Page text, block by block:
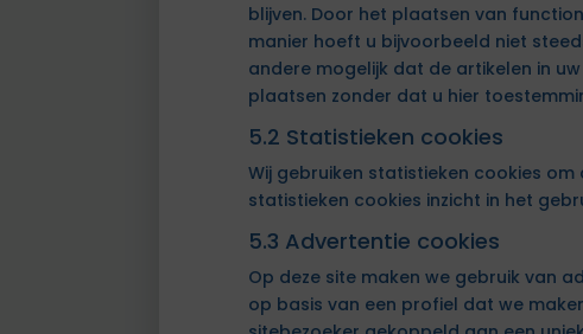
blijven. Door het plaatsen van
manier hoeft u bijvoorbeeld niet
andere mogelijk dat de artikelen in
plaatsen zonder dat u hier
5.2 Statistieken cookies
Wij gebruiken statistieken cookies
statistieken cookies inzicht in het
5.3 Advertentie cookies
Op deze site maken we gebruik van
op basis van een profiel dat we